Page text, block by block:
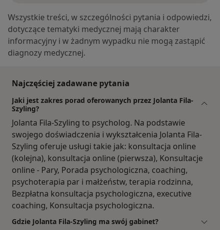
Wszystkie treści, w szczególności pytania i odpowiedzi,
dotyczące tematyki medycznej mają charakter
informacyjny i w żadnym wypadku nie mogą zastąpić
diagnozy medycznej.
Najczęściej zadawane pytania
Jaki jest zakres porad oferowanych przez Jolanta Fila-
Szyling?
Jolanta Fila-Szyling to psycholog. Na podstawie
swojego doświadczenia i wykształcenia Jolanta Fila-
Szyling oferuje usługi takie jak: konsultacja online
(kolejna), konsultacja online (pierwsza), Konsultacje
online - Pary, Porada psychologiczna, coaching,
psychoterapia par i małżeństw, terapia rodzinna,
Bezpłatna konsultacja psychologiczna, executive
coaching, Konsultacja psychologiczna.
Gdzie Jolanta Fila-Szyling ma swój gabinet?